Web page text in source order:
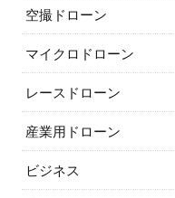
空撮ドローン
マイクロドローン
レースドローン
産業用ドローン
ビジネス